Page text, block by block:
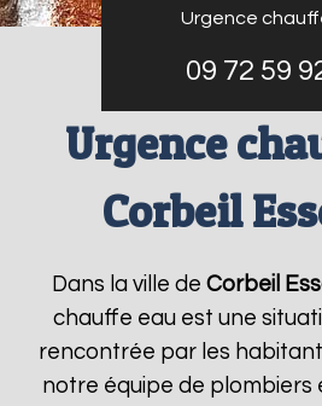
Urgence
09 72 59
Urgence
Corbeil
Dans la ville de Corbeil
chauffe eau est une
rencontrée par les
notre équipe de plombiers